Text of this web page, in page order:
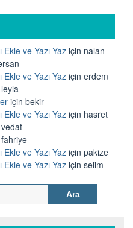
ve Yazı Yaz için nalan
ve Yazı Yaz için erdem
leyla
için bekir
ve Yazı Yaz için hasret
vedat
fahriye
ve Yazı Yaz için pakize
ve Yazı Yaz için selim
Arama: